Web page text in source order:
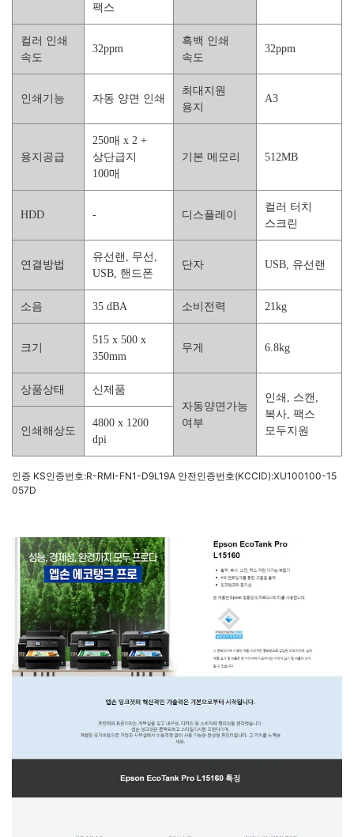
팩스
컬러 인쇄
속도
32ppm
흑백 인쇄
속도
32ppm
인쇄기능 자동 양면 인쇄
최대지원
용지
A3
용지공급
250매 x 2 +
상단급지
100매
기본 메모리 512MB
HDD - 디스플레이
컬러 터치
스크린
연결방법
유선랜, 무선,
USB, 핸드폰
단자 USB, 유선랜
소음 35 dBA 소비전력 21kg
크기
515 x 500 x
350mm
무게 6.8kg
상품상태
신제품
자동양면가능
여부
인쇄, 스캔,
복사, 팩스
모두지원
인쇄해상도
4800 x 1200
dpi
인증 KS인증번호:R-RMI-FN1-D9L19A 안전인증번호(KCCID):XU100100-15
057D